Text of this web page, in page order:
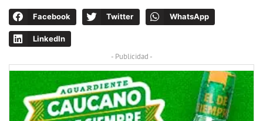
Facebook Twitter WhatsApp
LinkedIn
- Publicidad -